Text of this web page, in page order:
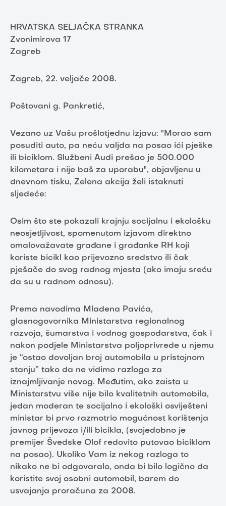
HRVATSKA SELJAČKA STRANKA
Zvonimirova 17
Zagreb
Zagreb, 22. veljače 2008.
Poštovani g. Pankretić,
Vezano uz Vašu prošlotjednu izjavu: "Morao sam
posuditi auto, pa neću valjda na posao ići pješke
ili biciklom. Službeni Audi prešao je 500.000
kilometara i nije baš za uporabu", objavljenu u
dnevnom tisku, Zelena akcija želi istaknuti
sljedeće:
Osim što ste pokazali krajnju socijalnu i ekološku
neosjetljivost, spomenutom izjavom direktno
omalovažavate građane i građanke RH koji
koriste bicikl kao prijevozno sredstvo ili čak
pješače do svog radnog mjesta (ako imaju sreću
da su u radnom odnosu).
Prema navodima Mladena Pavića,
glasnogovornika Ministarstva regionalnog
razvoja, šumarstva i vodnog gospodarstva, čak i
nakon podjele Ministarstva poljoprivrede u njemu
je “ostao dovoljan broj automobila u pristojnom
stanju” tako da ne vidimo razloga za
iznajmljivanje novog. Međutim, ako zaista u
Ministarstvu više nije bilo kvalitetnih automobila,
jedan moderan te socijalno i ekološki osviješteni
ministar bi prvo razmotrio mogućnost korištenja
javnog prijevoza i/ili bicikla, (svojedobno je
premijer Švedske Olof redovito putovao biciklom
na posao). Ukoliko Vam iz nekog razloga to
nikako ne bi odgovaralo, onda bi bilo logično da
koristite svoj osobni automobil, barem do
usvajanja proračuna za 2008.